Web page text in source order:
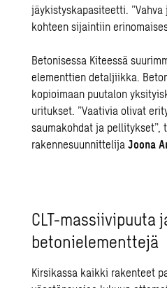
jäykistyskapasiteetti. ”Vahva
kohteen sijaintiin
Betonisessa Kiteessä
elementtien detaljiikka.
kopioimaan puutalon
uritukset. ”Vaativia olivat
saumakohdat ja pellitykset”,
rakennesuunnittelijaJoona
CLT-massiivipuuta
betonielementtejä
Kirsikassa kaikki rakenteet